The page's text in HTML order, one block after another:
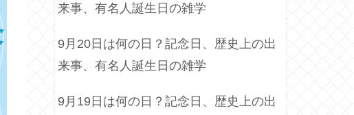
来事、有名人誕生日の雑学
9月20日は何の日？記念日、歴史上の出
来事、有名人誕生日の雑学
9月19日は何の日？記念日、歴史上の出